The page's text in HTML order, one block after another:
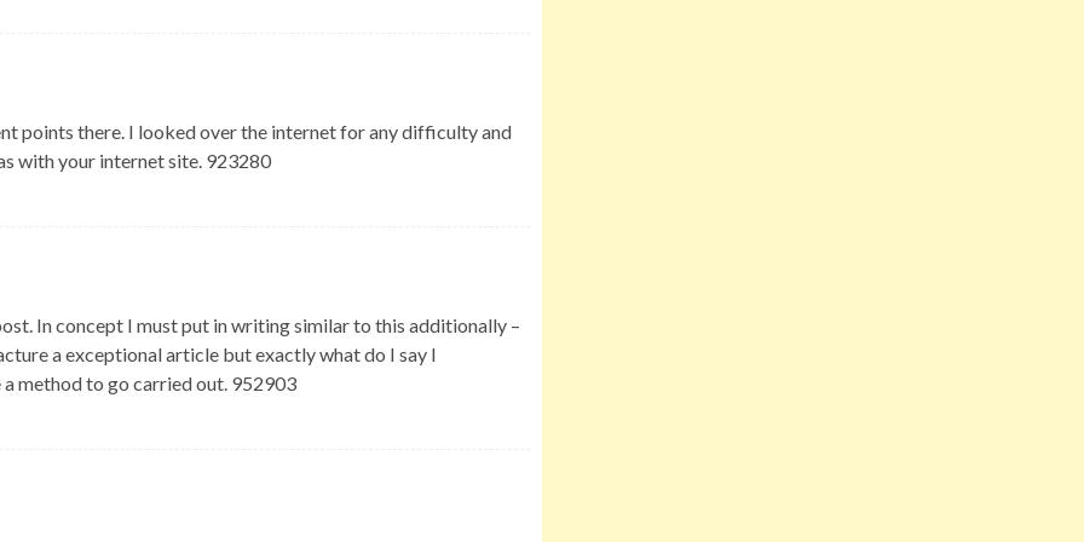
points there. I looked over the internet for any difficulty and
with your internet site. 923280
In concept I must put in writing similar to this additionally –
a exceptional article but exactly what do I say I
method to go carried out. 952903